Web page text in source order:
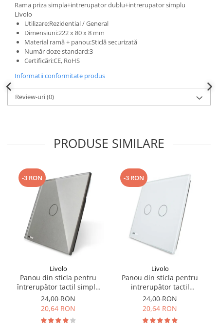
Rama priza simpla+intrerupator dublu+intrerupator simplu
Livolo
Utilizare:Rezidential / General
Dimensiuni:222 x 80 x 8 mm
Material ramă + panou:Sticlă securizată
Număr doze standard:3
Certificări:CE, RoHS
Informatii conformitate produs
Review-uri(0)
PRODUSE SIMILARE
-3 RON
Livolo
Panou din sticla pentru
întrerupător tactil simplu
Livolo
24,00 RON
20,64 RON
-3 RON
Livolo
Panou din sticla pentru
intrerupător tactil
dublu,Livolo
24,00 RON
20,64 RON